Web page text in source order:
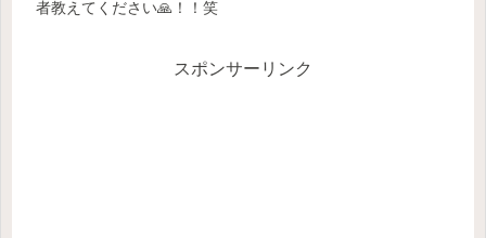
者教えてください🙏！！笑
スポンサーリンク